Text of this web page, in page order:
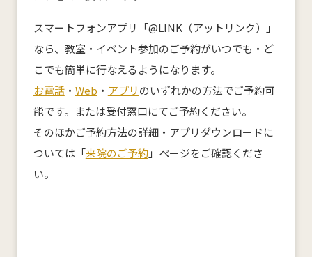
ホーム
私たちについて
来院案内
診療科目
産科
スマートフォンアプリ「@LINK（アットリンク）」
なら、教室・イベント参加のご予約がいつでも・ど
こでも簡単に行なえるようになります。
お電話・ Web ・ アプリのいずれかの方法でご予約可
能です。または受付窓口にてご予約ください。
そのほかご予約方法の詳細・アプリダウンロードに
ついては「来院のご予約」ページをご確認くださ
い。